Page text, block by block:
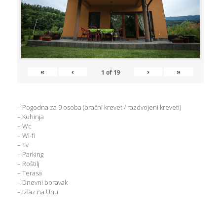
« ‹ 1 of 19 › »
– Pogodna za 9 osoba (bračni krevet / razdvojeni kreveti)
– Kuhinja
– Wc
– Wi-fi
– Tv
– Parking
– Roštilj
– Terasa
– Dnevni boravak
– Izlaz na Unu